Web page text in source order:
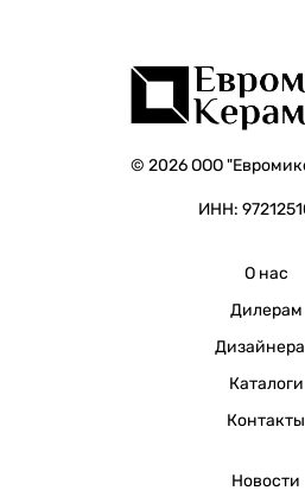
© 2026 ООО
ИНН:
О нас
Дилерам
Каталоги
Контакты
Новости